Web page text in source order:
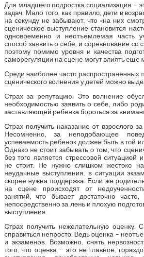
Для младшего подростка социализация –
задач. Мало того, как правило, дети в
на секунду не забывают, что «на них
сценическое выступление становится
одновременно и неотъемлемая часть
способ заявить о себе, и соревнование со
поэтому помимо уровня и качества
саморегуляции на сцене могут влиять еще
Среди наиболее часто распространенных
сценического волнения у детей можно
Страх за репутацию. Это волнение
необходимостью заявить о себе, либо
заставляющей ребенка бороться за
Страх получить наказание от взрослого
Несомненно, за неподобающее
успеваемость ребенок должен быть в той
Однако не стоит забывать о том, что
без того является стрессовой ситуацией
не стоит. Не нужно слишком жестоко
неудачные выступления, в ситуации
скорее нужна поддержка. Если же
на сцене происходят от
занятий, что бывает достаточно
непосредственно за лень и плохую
выступления.
Страх получить нежелательную оценку.
справиться непросто. Ведь оценка –
и экзаменов. Возможно, снять
того, что оценка – это не главное,